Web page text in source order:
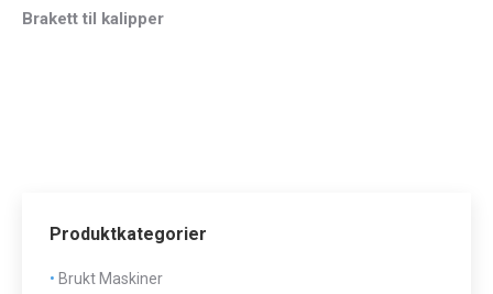
Brakett til kalipper
Produktkategorier
Brukt Maskiner